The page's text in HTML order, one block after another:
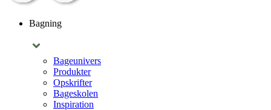
Bagning
Bageunivers
Produkter
Opskrifter
Bageskolen
Inspiration